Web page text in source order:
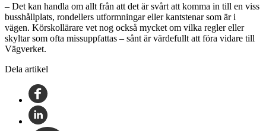
– Det kan handla om allt från att det är svårt att komma in till en viss
busshållplats, rondellers utformningar eller kantstenar som är i
vägen. Körskollärare vet nog också mycket om vilka regler eller
skyltar som ofta missuppfattas – sånt är värdefullt att föra vidare till
Vägverket.
Dela artikel